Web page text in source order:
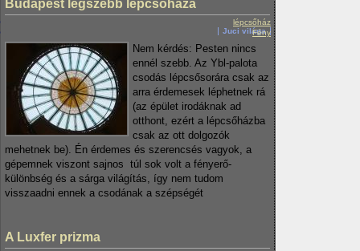
Budapest legszebb lépcsőháza
lépcsőház
Fény
Juci világa
Nem kérdés: Pesten nincs
ennél szebb. Az Ybl-palota
csodás lépcsősorára csak az
arra érdemesek léphetnek rá
(az épület irodáknak ad
otthont, ezért a lépcsőházba
csak az ott dolgozók
mehetnek be). Én érdemes és szerencsés vagyok, a
gépemnek viszont sajnos túl sok volt a fényerő-
különbség és a sárga világítás, így nem tudom
visszaadni ennek a csodának a szépségét
A Luxfer prizma